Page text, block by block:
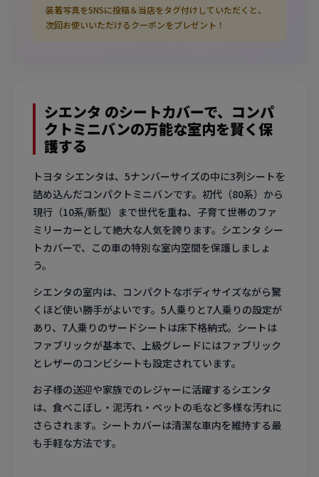
装着写真をSNSに投稿＆当店をタグ付けしていただくと、
次回お使いいただけるクーポンをプレゼント！
シエンタ のシートカバーで、コンパ
クトミニバンの万能な室内を賢く保
護する
トヨタ シエンタは、5ナンバーサイズの中に3列シートを
詰め込んだコンパクトミニバンです。初代（80系）から
現行（10系/新型）まで世代を重ね、子育て世帯のファ
ミリーカーとして絶大な人気を誇ります。シエンタ シー
トカバーで、この車の特別な室内空間を保護しましょ
う。
シエンタの室内は、コンパクトなボディサイズながら驚
くほど使い勝手がよいです。5人乗りと7人乗りの設定が
あり、7人乗りのサードシートは床下格納式。シートは
ファブリックが基本で、上級グレードにはファブリック
とレザーのコンビシートも設定されています。
お子様の送迎や家族でのレジャーに活躍するシエンタ
は、食べこぼし・泥汚れ・ペットの毛など多様な汚れに
さらされます。シートカバーは清潔な車内を維持する最
も手軽な方法です。